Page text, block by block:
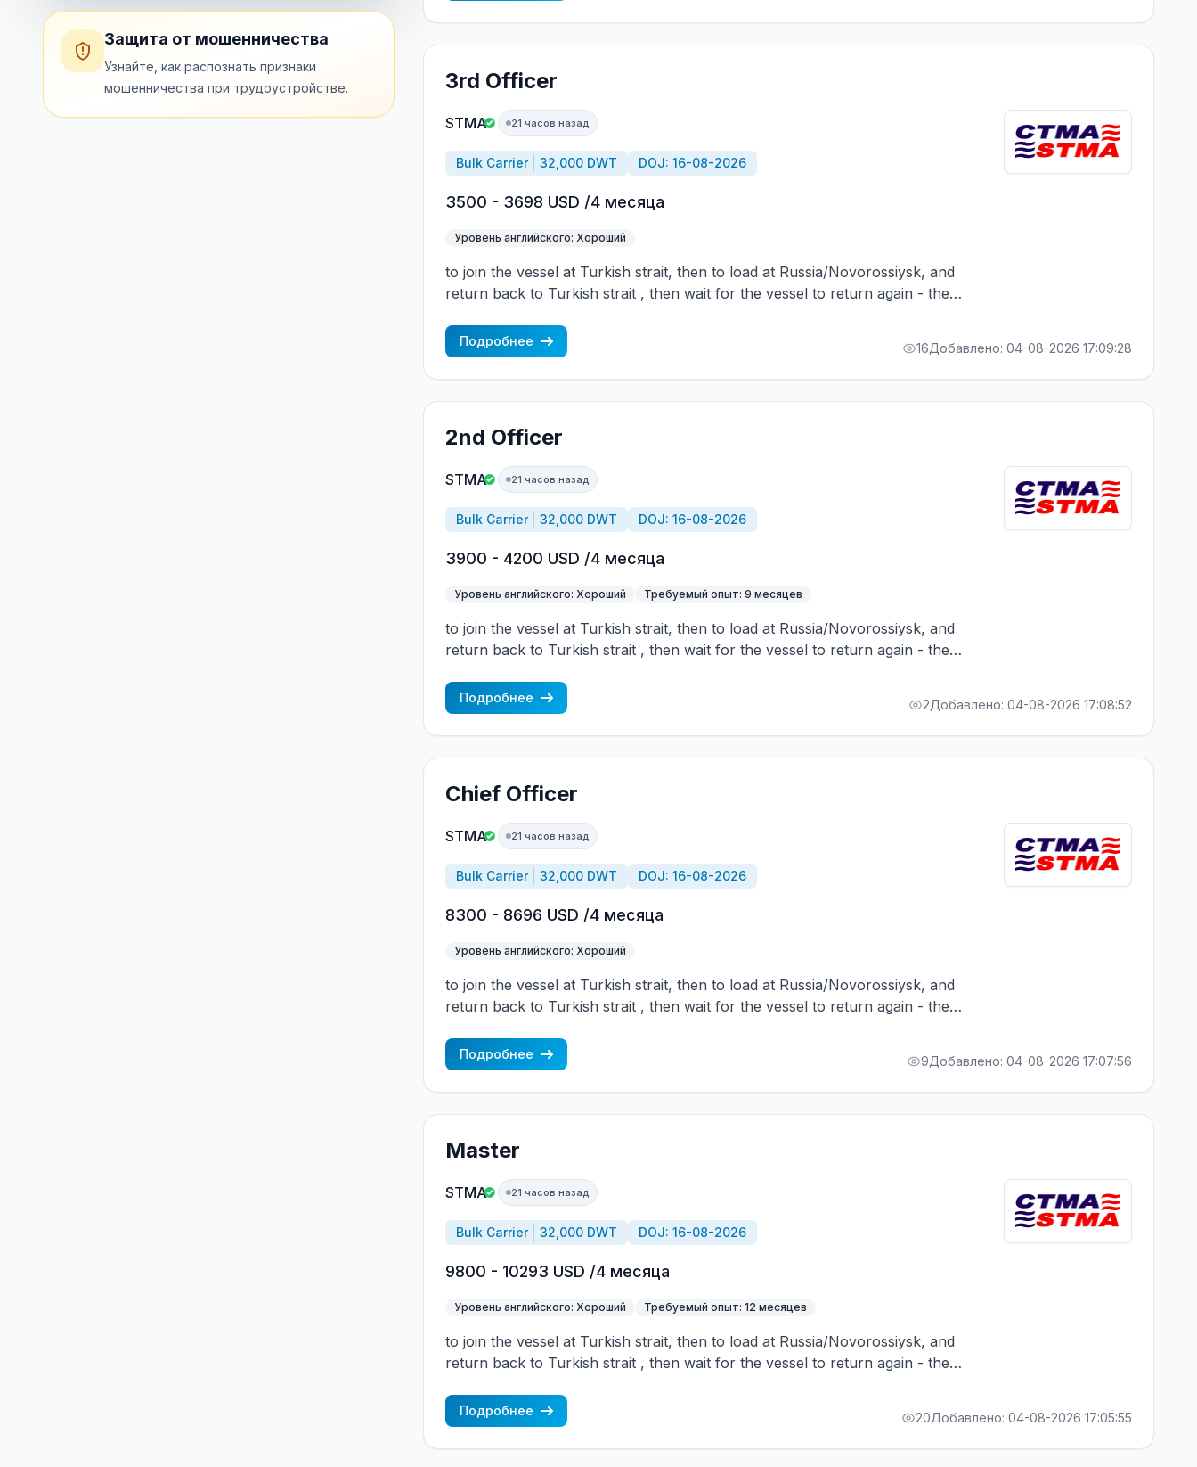
Защита от мошенничества
Узнайте, как распознать признаки
мошенничества при трудоустройстве.
3rd Officer
STMA 21 часов назад
Bulk Carrier 32,000 DWT DOJ: 16-08-2026
3500 - 3698 USD /4 месяца
Уровень английского: Хороший
to join the vessel at Turkish strait, then to load at Russia/Novorossiysk, and
return back to Turkish strait , then wait for the vessel to return again - the
CBA covered vessels, P&I club.
Подробнее 16Добавлено: 04-08-2026 17:09:28
2nd Officer
STMA 21 часов назад
Bulk Carrier 32,000 DWT DOJ: 16-08-2026
3900 - 4200 USD /4 месяца
Уровень английского: Хороший Требуемый опыт: 9 месяцев
to join the vessel at Turkish strait, then to load at Russia/Novorossiysk, and
return back to Turkish strait , then wait for the vessel to return again - the
CBA covered vessels, P&I club. Salary - in cash on board
Подробнее 2Добавлено: 04-08-2026 17:08:52
Chief Officer
STMA 21 часов назад
Bulk Carrier 32,000 DWT DOJ: 16-08-2026
8300 - 8696 USD /4 месяца
Уровень английского: Хороший
to join the vessel at Turkish strait, then to load at Russia/Novorossiysk, and
return back to Turkish strait , then wait for the vessel to return again - the
CBA covered vessels, P&I club.
Подробнее 9Добавлено: 04-08-2026 17:07:56
Master
STMA 21 часов назад
Bulk Carrier 32,000 DWT DOJ: 16-08-2026
9800 - 10293 USD /4 месяца
Уровень английского: Хороший Требуемый опыт: 12 месяцев
to join the vessel at Turkish strait, then to load at Russia/Novorossiysk, and
return back to Turkish strait , then wait for the vessel to return again - the
CBA covered vessels, P&I club.
Подробнее 20Добавлено: 04-08-2026 17:05:55